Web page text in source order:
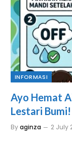
INFORMASI
Ayo Hemat
Lestari Bumi!
Byaginza 2 July